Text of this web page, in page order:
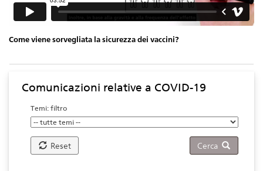
Come viene sorvegliata la sicurezza dei vaccini?
Comunicazioni relative a COVID-19
Temi: filtro
Reset Cerca